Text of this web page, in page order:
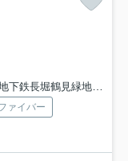
下鉄長堀鶴見緑地「松屋町」駅 徒歩5分
ァイバー